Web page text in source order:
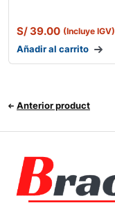
S/39.00 (Incluye IGV)
Añadir al carrito
Anterior product